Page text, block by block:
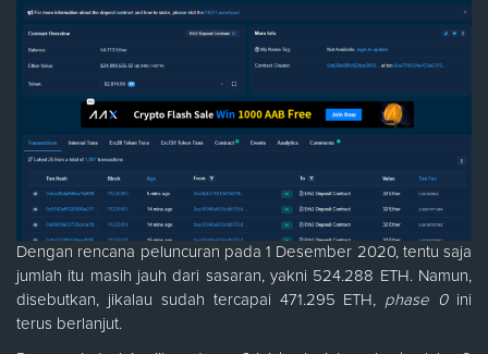
Dengan rencana peluncuran pada 1 Desember 2020, tentu saja
jumlah itu masih jauh dari sasaran, yakni 524.288 ETH. Namun,
disebutkan, jikalau sudah tercapai 471.295 ETH, phase 0ini
terus berlanjut.